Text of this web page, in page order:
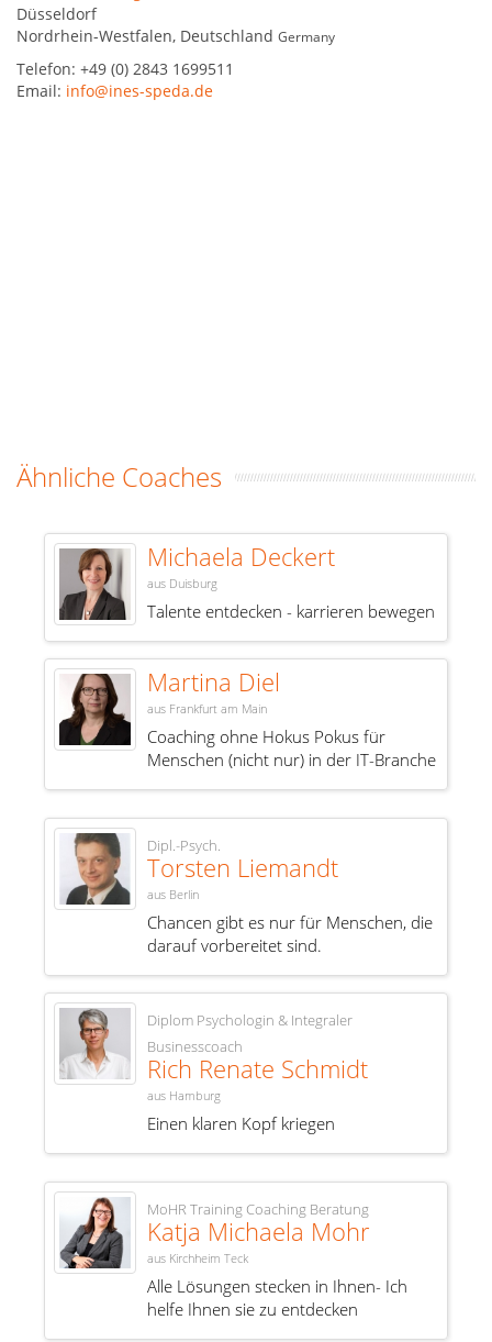
Düsseldorf
Nordrhein-Westfalen, Deutschland Germany
Telefon: +49 (0) 2843 1699511
Email: info@ines-speda.de
Ähnliche Coaches
Michaela Deckert
aus Duisburg
Talente entdecken - karrieren bewegen
Martina Diel
aus Frankfurt am Main
Coaching ohne Hokus Pokus für
Menschen (nicht nur) in der IT-Branche
Dipl.-Psych.
Torsten Liemandt
aus Berlin
Chancen gibt es nur für Menschen, die
darauf vorbereitet sind.
Diplom Psychologin & Integraler
Businesscoach
Rich Renate Schmidt
aus Hamburg
Einen klaren Kopf kriegen
MoHR Training Coaching Beratung
Katja Michaela Mohr
aus Kirchheim Teck
Alle Lösungen stecken in Ihnen- Ich
helfe Ihnen sie zu entdecken